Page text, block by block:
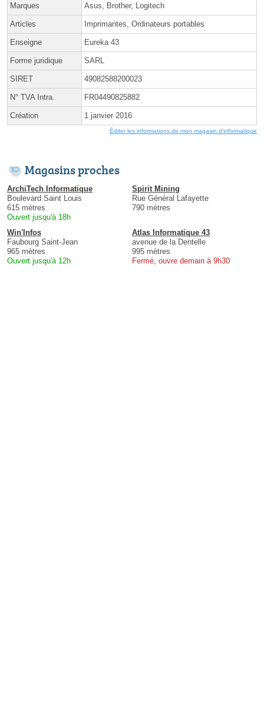
Marques Asus, Brother, Logitech
Articles Imprimantes, Ordinateurs portables
Enseigne Eureka 43
Forme juridique SARL
SIRET 49082588200023
N° TVA Intra. FR04490825882
Création 1 janvier 2016
Éditer les informations de mon magasin d'informatique
Magasins proches
ArchiTech Informatique
Boulevard Saint Louis
615 mètres
Ouvert jusqu'à 18h
Spirit Mining
Rue Général Lafayette
790 mètres
Win'Infos
Faubourg Saint-Jean
965 mètres
Ouvert jusqu'à 12h
Atlas Informatique 43
avenue de la Dentelle
995 mètres
Fermé, ouvre demain à 9h30